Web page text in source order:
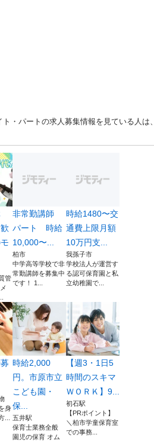
・パートの求人募集情報を見ている人は、
管
非常勤講師
パート 時給
10,000〜...
柏市
中学高等学校で非
常勤講師を募集中
です！ 1...
時給1480〜交
通費上限月額
10万円支...
我孫子市
学校法人が運営す
る認可保育園と私
立幼稚園で...
身
...
時給2,000
円。市原市立
こども園・
保...
五井駅
保育士業務全般
園児の保育 オム
【週3・1日5
時間のスキマ
ＷＯＲＫ】9...
初石駅
【PRポイント】
＼柏市学童保育室
での事務...